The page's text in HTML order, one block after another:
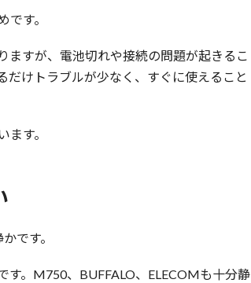
す。
ますが、電池切れや接続の問題が起きるこ
だけトラブルが少なく、すぐに使えること
す。
です。
。M750、BUFFALO、ELECOMも十分静